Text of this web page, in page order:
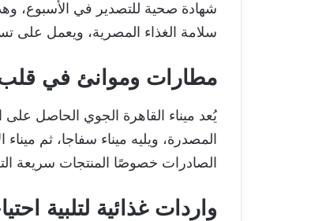
شهادة صحية للتصدير في الأسبوع،
سلامة الغذاء المصرية، ويعمل على
مطارات وموانئ في قلب
يُعد ميناء القاهرة الجوي الحاصل
المصدرة، ويليه ميناء سفاجا، ثم
الصادرات خصوصًا المنتجات سريعة
واردات غذائية لتلبية